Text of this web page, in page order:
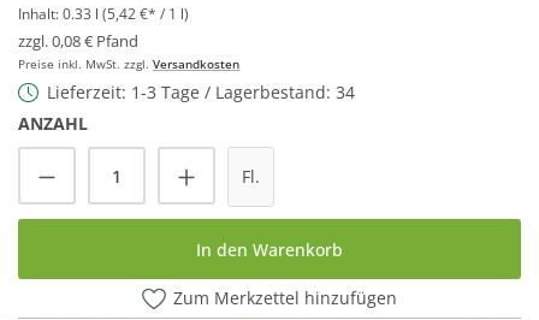
Inhalt:0.33 l (5,42 €* / 1 l)
zzgl. 0,08 € Pfand
Preise inkl. MwSt. zzgl. Versandkosten
Lieferzeit: 1-3 Tage / Lagerbestand: 34
ANZAHL
Produkt Anzahl: Gib den gewünschten
Fl.
In den Warenkorb
Zum Merkzettel hinzufügen